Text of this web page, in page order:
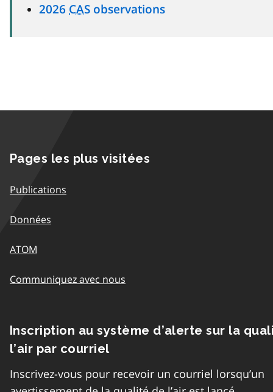
2026 CAS observations
Pages les plus visitées
Publications
Données
ATOM
Communiquez avec nous
Inscription au système d’alerte sur la
l’air par courriel
Inscrivez-vous pour recevoir un courriel lorsqu’un